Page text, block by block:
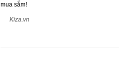
mua sắm!
Kiza.vn